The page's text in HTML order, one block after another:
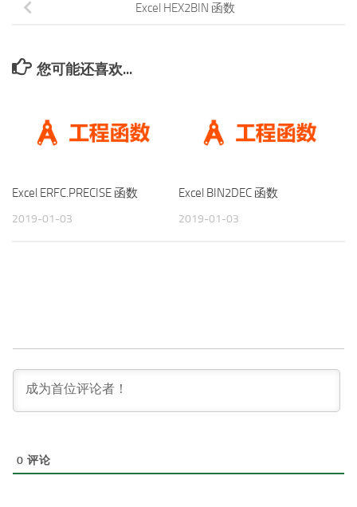
Excel HEX2BIN 函数
您可能还喜欢...
Excel ERFC.PRECISE 函数
2019-01-03
Excel BIN2DEC 函数
2019-01-03
0 评论